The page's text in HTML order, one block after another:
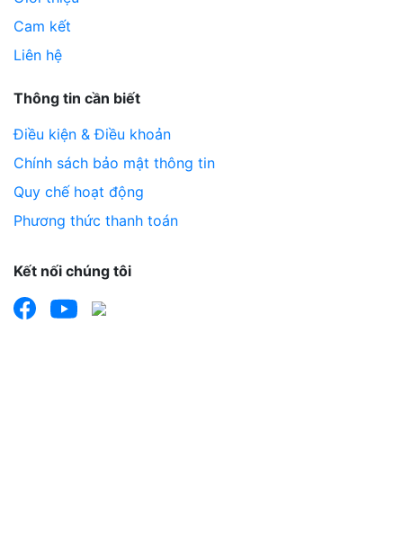
Cam kết
Liên hệ
Thông tin cần biết
Điều kiện & Điều khoản
Chính sách bảo mật thông tin
Quy chế hoạt động
Phương thức thanh toán
Kết nối chúng tôi